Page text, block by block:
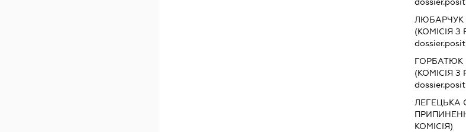
ЛЮБАРЧУК
(КОМІСІЯ З
ГОРБАТЮК
(КОМІСІЯ З
ЛЕГЕЦЬКА
КОМІСІЯ)